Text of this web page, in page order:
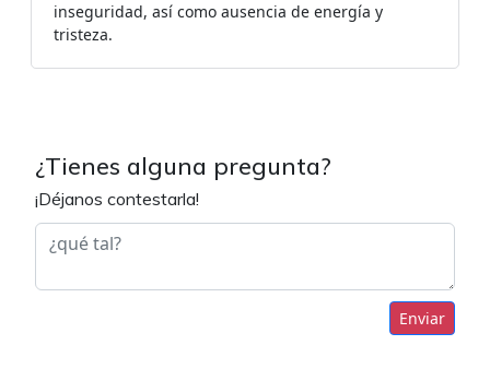
inseguridad, así como ausencia de energía y
tristeza.
¿Tienes alguna pregunta?
¡Déjanos contestarla!
Enviar